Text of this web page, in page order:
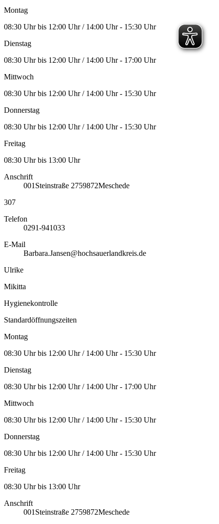
Montag
08:30 Uhr bis 12:00 Uhr / 14:00 Uhr - 15:30 Uhr
Dienstag
08:30 Uhr bis 12:00 Uhr / 14:00 Uhr - 17:00 Uhr
Mittwoch
08:30 Uhr bis 12:00 Uhr / 14:00 Uhr - 15:30 Uhr
Donnerstag
08:30 Uhr bis 12:00 Uhr / 14:00 Uhr - 15:30 Uhr
Freitag
08:30 Uhr bis 13:00 Uhr
Anschrift
001 Steinstraße 2759872Meschede
307
Telefon
0291-941033
E-Mail
Barbara.Jansen@hochsauerlandkreis.de
Ulrike
Mikitta
Hygienekontrolle
Standardöffnungszeiten
Montag
08:30 Uhr bis 12:00 Uhr / 14:00 Uhr - 15:30 Uhr
Dienstag
08:30 Uhr bis 12:00 Uhr / 14:00 Uhr - 17:00 Uhr
Mittwoch
08:30 Uhr bis 12:00 Uhr / 14:00 Uhr - 15:30 Uhr
Donnerstag
08:30 Uhr bis 12:00 Uhr / 14:00 Uhr - 15:30 Uhr
Freitag
08:30 Uhr bis 13:00 Uhr
Anschrift
001 Steinstraße 2759872Meschede